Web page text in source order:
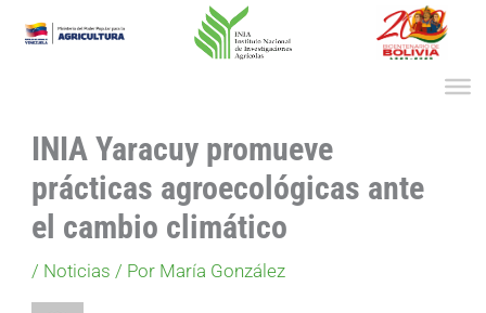
INIA Yaracuy promueve
prácticas agroecológicas ante
el cambio climático
/ Noticias / Por María González